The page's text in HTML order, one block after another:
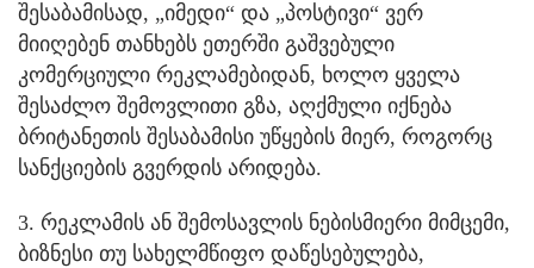
შესაბამისად, „იმედი“ და „პოსტივი“ ვერ
მიიღებენ თანხებს ეთერში გაშვებული
კომერციული რეკლამებიდან, ხოლო ყველა
შესაძლო შემოვლითი გზა, აღქმული იქნება
ბრიტანეთის შესაბამისი უწყების მიერ, როგორც
სანქციების გვერდის არიდება.
3. რეკლამის ან შემოსავლის ნებისმიერი მიმცემი,
ბიზნესი თუ სახელმწიფო დაწესებულება,